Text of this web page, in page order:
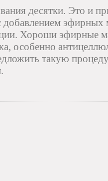
десятки. Это и
эфирных
Хороши эфирные
особенно
такую